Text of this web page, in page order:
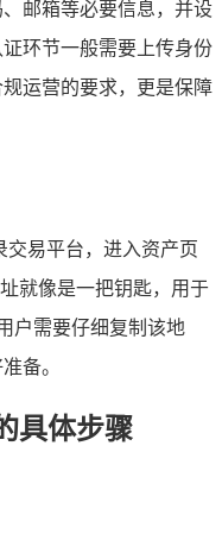
邮箱等必要信息，并设
环节一般需要上传身份
运营的要求，更是保障
交易平台，进入资产页
就像是一把钥匙，用于
户需要仔细复制该地
备。
具体步骤